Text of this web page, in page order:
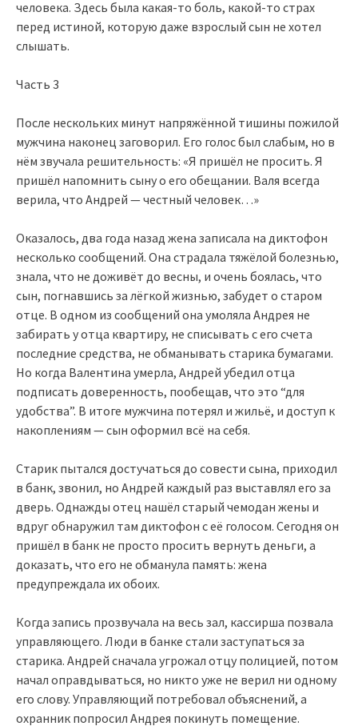
человека. Здесь была какая‑то боль, какой‑то страх
перед истиной, которую даже взрослый сын не хотел
слышать.
Часть 3
После нескольких минут напряжённой тишины пожилой
мужчина наконец заговорил. Его голос был слабым, но в
нём звучала решительность: «Я пришёл не просить. Я
пришёл напомнить сыну о его обещании. Валя всегда
верила, что Андрей — честный человек…»
Оказалось, два года назад жена записала на диктофон
несколько сообщений. Она страдала тяжёлой болезнью,
знала, что не доживёт до весны, и очень боялась, что
сын, погнавшись за лёгкой жизнью, забудет о старом
отце. В одном из сообщений она умоляла Андрея не
забирать у отца квартиру, не списывать с его счета
последние средства, не обманывать старика бумагами.
Но когда Валентина умерла, Андрей убедил отца
подписать доверенность, пообещав, что это “для
удобства”. В итоге мужчина потерял и жильё, и доступ к
накоплениям — сын оформил всё на себя.
Старик пытался достучаться до совести сына, приходил
в банк, звонил, но Андрей каждый раз выставлял его за
дверь. Однажды отец нашёл старый чемодан жены и
вдруг обнаружил там диктофон с её голосом. Сегодня он
пришёл в банк не просто просить вернуть деньги, а
доказать, что его не обманула память: жена
предупреждала их обоих.
Когда запись прозвучала на весь зал, кассирша позвала
управляющего. Люди в банке стали заступаться за
старика. Андрей сначала угрожал отцу полицией, потом
начал оправдываться, но никто уже не верил ни одному
его слову. Управляющий потребовал объяснений, а
охранник попросил Андрея покинуть помещение.